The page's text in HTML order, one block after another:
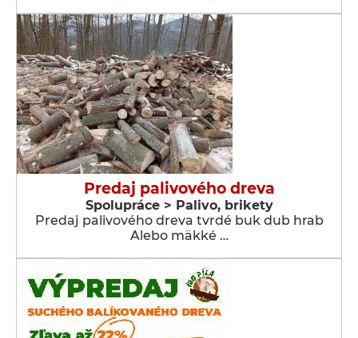
Predaj palivového dreva
Spolupráce > Palivo, brikety
Predaj palivového dreva tvrdé buk dub hrab
Alebo mäkké …